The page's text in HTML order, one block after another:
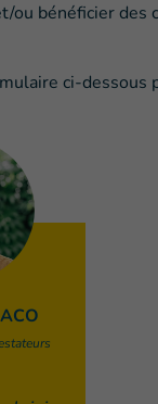
bénéficier des
ci-dessous